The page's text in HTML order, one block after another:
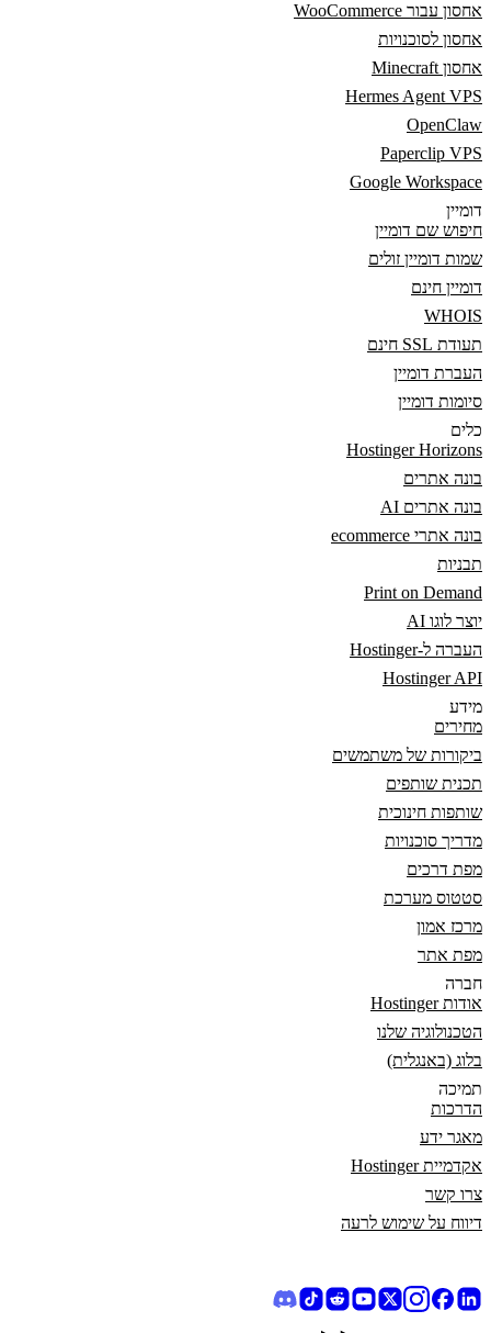
אחסון עבור WooCommerce
אחסון לסוכנויות
אחסון Minecraft
Hermes Agent VPS
OpenClaw
Paperclip VPS
Google Workspace
דומיין
חיפוש שם דומיין
שמות דומיין זולים
דומיין חינם
WHOIS
תעודת SSL חינם
העברת דומיין
סיומות דומיין
כלים
Hostinger Horizons
בונה אתרים
בונה אתרים AI
בונה אתרי ecommerce
תבניות
Print on Demand
יוצר לוגו AI
העברה ל-Hostinger
Hostinger API
מידע
מחירים
ביקורות של משתמשים
תכנית שותפים
שותפות חינוכית
מדריך סוכנויות
מפת דרכים
סטטוס מערכת
מרכז אמון
מפת אתר
חברה
אודות Hostinger
הטכנולוגיה שלנו
בלוג (באנגלית)
תמיכה
הדרכות
מאגר ידע
אקדמיית Hostinger
צרו קשר
דיווח על שימוש לרעה